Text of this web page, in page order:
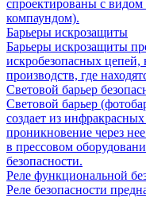
спроектированы с
компаундом).
Барьеры искрозащиты
Барьеры искрозащиты
искробезопасных
производств, где
Световой барьер
Световой барьер
создает из
проникновение через
в прессовом
безопасности.
Реле функциональной
Реле безопасности